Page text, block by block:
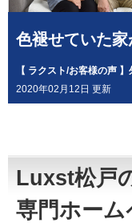
色褪せていた家
2020年02月12日 更新
Luxst松戸
専門ホーム